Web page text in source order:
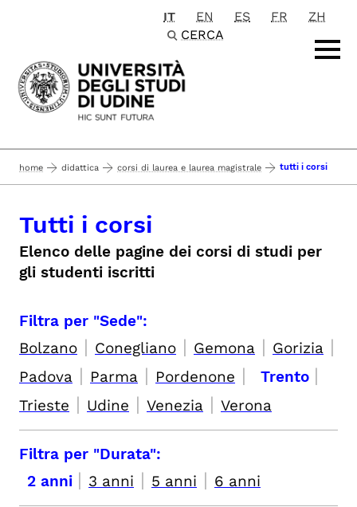
Passa al contenuto principale
IT EN ES FR
ZH
CERCA
home didattica corsi di laurea e laurea magistrale tutti i corsi
Tutti i corsi
Elenco delle pagine dei corsi di studi per
gli studenti iscritti
Filtra per "Sede":
Bolzano | Conegliano | Gemona | Gorizia |
Padova | Parma | Pordenone | Trento |
Trieste | Udine | Venezia | Verona
Filtra per "Durata":
2 anni | 3 anni | 5 anni | 6 anni